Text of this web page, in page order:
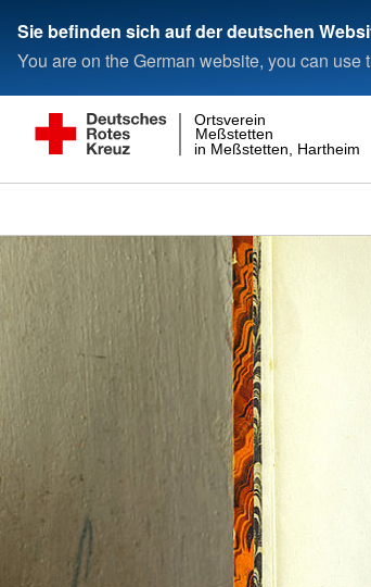
Sie befinden sich auf der deutschen
You are on the German website, you can
in Meßstetten, Hartheim
Meßstetten
Ortsverein